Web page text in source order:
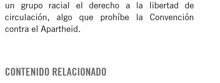
un grupo racial el derecho a la libertad de
circulación, algo que prohíbe la Convención
contra el Apartheid.
CONTENIDO RELACIONADO